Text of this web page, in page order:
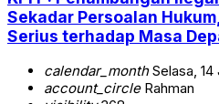
Sekadar Persoalan
Serius terhadap Masa
calendar_monthSelasa, 14
account_circleRahman